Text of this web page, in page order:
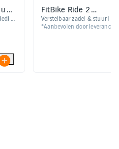
FitBike Ride 2
Hometrainer
Verstelbaar zadel & stuur | 24
weerstandsniveaus
*Aanbevolen door leverancier